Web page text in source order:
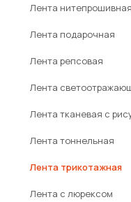
Лента нитепрошивная
Лента подарочная
Лента репсовая
Лента
Лента тканевая с
Лента тоннельная
Лента трикотажная
Лента с люрексом